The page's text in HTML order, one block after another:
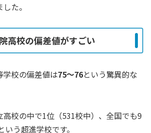
た。
高校の偏差値がすごい
学校の偏差値は75〜76という驚異的な
高校の中で1位（531校中）、全国でも9
う超進学校です。